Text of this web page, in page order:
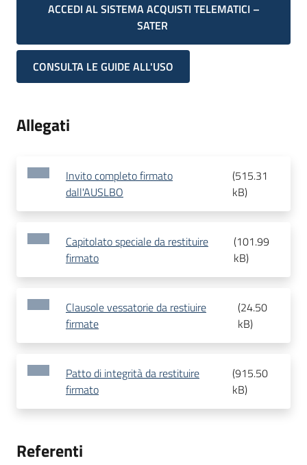
ACCEDI AL SISTEMA ACQUISTI TELEMATICI –
SATER
CONSULTA LE GUIDE ALL'USO
Allegati
Invito completo firmato
dall'AUSLBO
(515.31
kB)
Capitolato speciale da restituire
firmato
(101.99
kB)
Clausole vessatorie da restiuire
firmate
(24.50
kB)
Patto di integrità da restituire
firmato
(915.50
kB)
Referenti